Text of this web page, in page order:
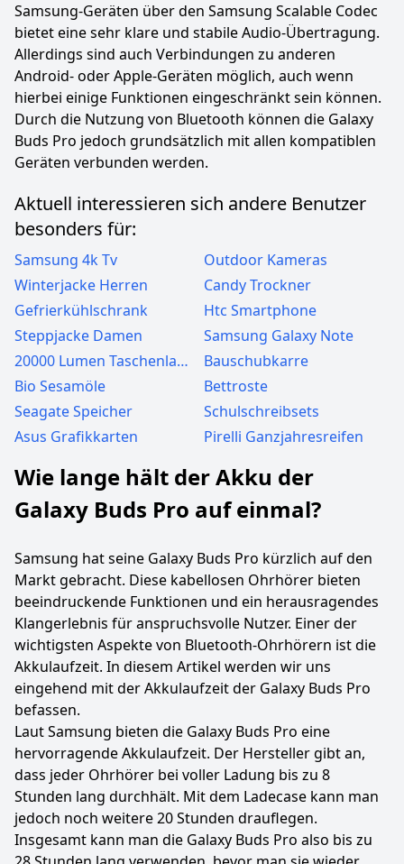
Samsung-Geräten über den Samsung Scalable Codec
bietet eine sehr klare und stabile Audio-Übertragung.
Allerdings sind auch Verbindungen zu anderen
Android- oder Apple-Geräten möglich, auch wenn
hierbei einige Funktionen eingeschränkt sein können.
Durch die Nutzung von Bluetooth können die Galaxy
Buds Pro jedoch grundsätzlich mit allen kompatiblen
Geräten verbunden werden.
Aktuell interessieren sich andere Benutzer
besonders für:
Samsung 4k Tv
Outdoor Kameras
Winterjacke Herren
Candy Trockner
Gefrierkühlschrank
Htc Smartphone
Steppjacke Damen
Samsung Galaxy Note
20000 Lumen Taschenlampen
Bauschubkarre
Bio Sesamöle
Bettroste
Seagate Speicher
Schulschreibsets
Asus Grafikkarten
Pirelli Ganzjahresreifen
Wie lange hält der Akku der
Galaxy Buds Pro auf einmal?
Samsung hat seine Galaxy Buds Pro kürzlich auf den
Markt gebracht. Diese kabellosen Ohrhörer bieten
beeindruckende Funktionen und ein herausragendes
Klangerlebnis für anspruchsvolle Nutzer. Einer der
wichtigsten Aspekte von Bluetooth-Ohrhörern ist die
Akkulaufzeit. In diesem Artikel werden wir uns
eingehend mit der Akkulaufzeit der Galaxy Buds Pro
befassen.
Laut Samsung bieten die Galaxy Buds Pro eine
hervorragende Akkulaufzeit. Der Hersteller gibt an,
dass jeder Ohrhörer bei voller Ladung bis zu 8
Stunden lang durchhält. Mit dem Ladecase kann man
jedoch noch weitere 20 Stunden drauflegen.
Insgesamt kann man die Galaxy Buds Pro also bis zu